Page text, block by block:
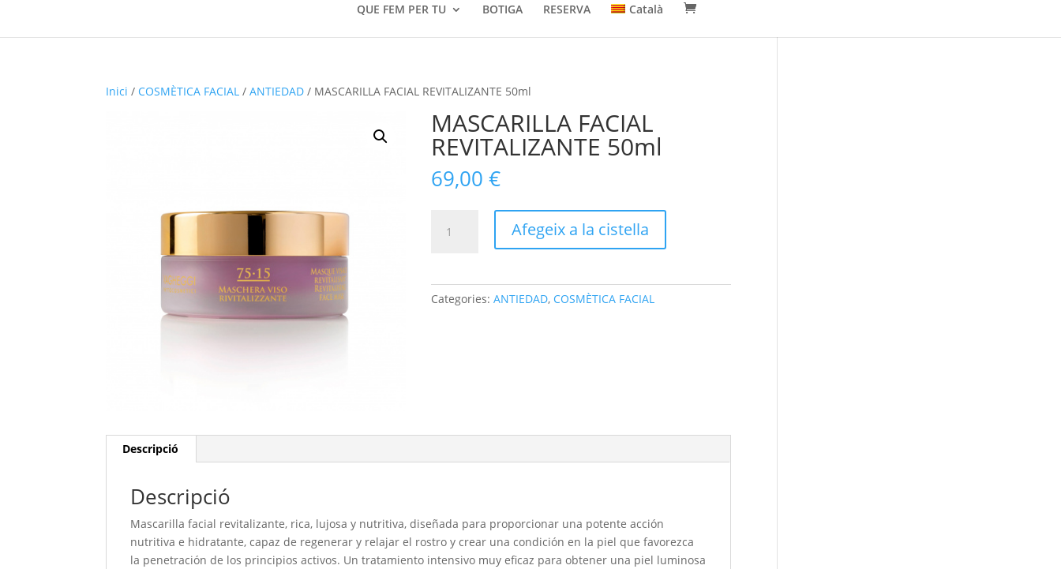
QUE FEM PER TU BOTIGA RESERVA Català
Inici / COSMÈTICA FACIAL /ANTIEDAD / MASCARILLA FACIAL REVITALIZANTE 50ml
MASCARILLA FACIAL
REVITALIZANTE 50ml
69,00€
MASCARILLA
REVITALIZANTE
50ml
Afegeix a la cistella
Categories:ANTIEDAD, COSMÈTICA FACIAL
Descripció
Descripció
Mascarilla facial revitalizante, rica, lujosa y nutritiva, diseñada para proporcionar una potente acción
nutritiva e hidratante, capaz de regenerar y relajar el rostro y crear una condición en la piel que favorezca
la penetración de los principios activos. Un tratamiento intensivo muy eficaz para obtener una piel luminosa